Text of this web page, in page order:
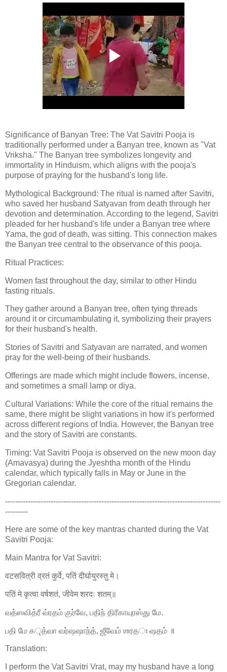
Significance of Banyan Tree: The Vat Savitri Pooja is
traditionally performed under a Banyan tree, known as "Vat
Vriksha." The Banyan tree symbolizes longevity and
immortality in Hinduism, which aligns with the pooja's
purpose of praying for the husband's long life.
Mythological Background: The ritual is named after Savitri,
who saved her husband Satyavan from death through her
devotion and determination. According to the legend, Savitri
pleaded for her husband's life under a Banyan tree where
Yama, the god of death, was sitting. This connection makes
the Banyan tree central to the observance of this pooja.
Ritual Practices:
Women fast throughout the day, similar to other Hindu
fasting rituals.
They gather around a Banyan tree, often tying threads
around it or circumambulating it, symbolizing their prayers
for their husband's health.
Stories of Savitri and Satyavan are narrated, and women
pray for the well-being of their husbands.
Offerings are made which might include flowers, incense,
and sometimes a small lamp or diya.
Cultural Variations: While the core of the ritual remains the
same, there might be slight variations in how it's performed
across different regions of India. However, the Banyan tree
and the story of Savitri are constants.
Timing: Vat Savitri Pooja is observed on the new moon day
(Amavasya) during the Jyeshtha month of the Hindu
calendar, which typically falls in May or June in the
Gregorian calendar.
-------------------------------------------------------------------------------------
---------
Here are some of the key mantras chanted during the Vat
Savitri Pooja:
Main Mantra for Vat Savitri:
वटसवित्री व्रतं कुर्वे, पतिं दीर्घायुरस्तु मे।
पतिं मे कृत्वा वर्षशतं, जीवेम शरदः शतम्॥
வத்ஸவித்ரீ வ்ரதம் குர்வே, பதிந் திரீகாயுரஸ்து மே.
பதி மே கৃத்வா வர்ஷஷாந்த், ஜீவேம் ஶரதঃ ஷதம் ॥
Translation:
I perform the Vat Savitri Vrat, may my husband have a long